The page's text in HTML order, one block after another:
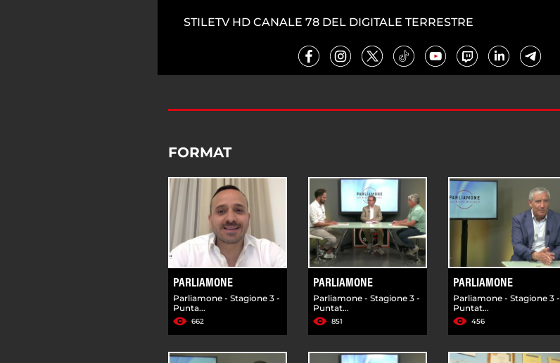
STILETV HD CANALE 78 DEL DIGITALE TERRESTRE
FORMAT
PARLIAMONE
Parliamone - Stagione 3 -
Punta...
662
PARLIAMONE
Parliamone - Stagione 3 -
Puntat...
851
PARLIAMONE
Parliamone - Stagione 3 -
Puntat...
456